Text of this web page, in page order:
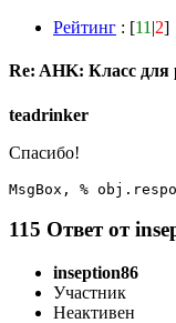
Рейтинг : [11 |2]
Re: AHK: Класс для
teadrinker
Cпасибо!
MsgBox, %
115 Ответ от
inseption86
Участник
Неактивен